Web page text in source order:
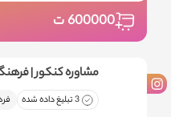
600000ت
مشاوره کنکور |
3 تبلیغ داده شده